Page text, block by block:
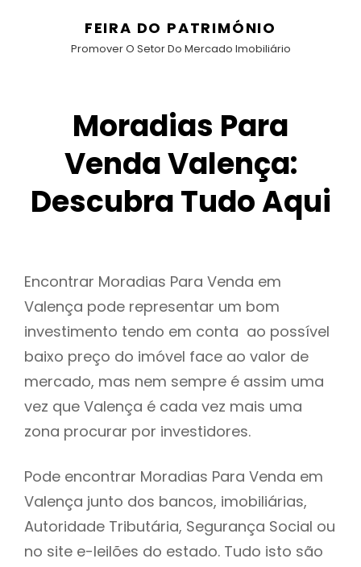
FEIRA DO PATRIMÓNIO
Promover O Setor Do Mercado Imobiliário
Moradias Para
Venda Valença:
Descubra Tudo Aqui
Encontrar Moradias Para Venda em
Valença pode representar um bom
investimento tendo em conta ao possível
baixo preço do imóvel face ao valor de
mercado, mas nem sempre é assim uma
vez que Valença é cada vez mais uma
zona procurar por investidores.
Pode encontrar Moradias Para Venda em
Valença junto dos bancos, imobiliárias,
Autoridade Tributária, Segurança Social ou
no site e-leilões do estado. Tudo isto são